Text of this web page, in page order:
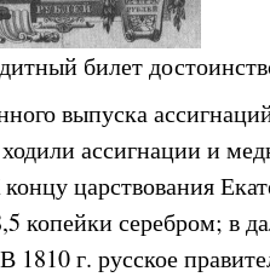
билет
выпуска
ассигнации и
царствования
копейки серебром; в
1810 г. русское